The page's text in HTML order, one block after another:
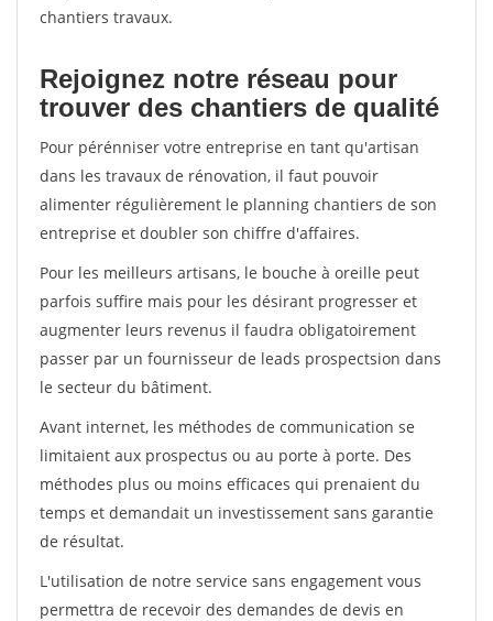
chantiers travaux.
Rejoignez notre réseau pour
trouver des chantiers de qualité
Pour pérénniser votre entreprise en tant qu'artisan
dans les travaux de rénovation, il faut pouvoir
alimenter régulièrement le planning chantiers de son
entreprise et doubler son chiffre d'affaires.
Pour les meilleurs artisans, le bouche à oreille peut
parfois suffire mais pour les désirant progresser et
augmenter leurs revenus il faudra obligatoirement
passer par un fournisseur de leads prospectsion dans
le secteur du bâtiment.
Avant internet, les méthodes de communication se
limitaient aux prospectus ou au porte à porte. Des
méthodes plus ou moins efficaces qui prenaient du
temps et demandait un investissement sans garantie
de résultat.
L'utilisation de notre service sans engagement vous
permettra de recevoir des demandes de devis en